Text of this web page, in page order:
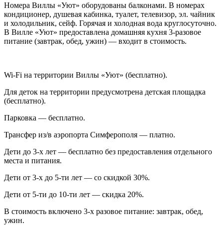
Номера Виллы «Уют» оборудованы балконами. В номерах
кондиционер, душевая кабинка, туалет, телевизор, эл. чайник
и холодильник, сейф. Горячая и холодная вода круглосуточно.
В Вилле «Уют» предоставлена домашняя кухня 3-разовое
питание (завтрак, обед, ужин) — входит в стоимость.
Wi-Fi на территории Виллы «Уют» (бесплатно).
Для деток на территории предусмотрена детская площадка
(бесплатно).
Парковка — бесплатно.
Трансфер из/в аэропорта Симферополя — платно.
Дети до 3-х лет — бесплатно без предоставления отдельного
места и питания.
Дети от 3-х до 5-ти лет — со скидкой 30%.
Дети от 5-ти до 10-ти лет — скидка 20%.
В стоимость включено 3-х разовое питание: завтрак, обед,
ужин.